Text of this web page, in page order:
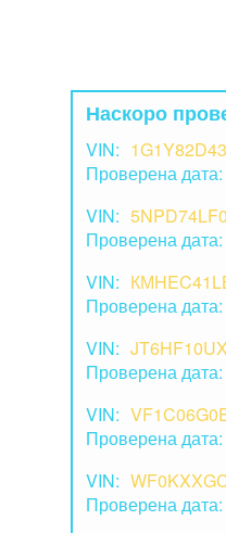
Наскоро
VIN:
Проверена дата:
VIN:
Проверена дата:
VIN:
Проверена дата:
VIN:
Проверена дата:
VIN:
Проверена дата:
VIN:
Проверена дата: